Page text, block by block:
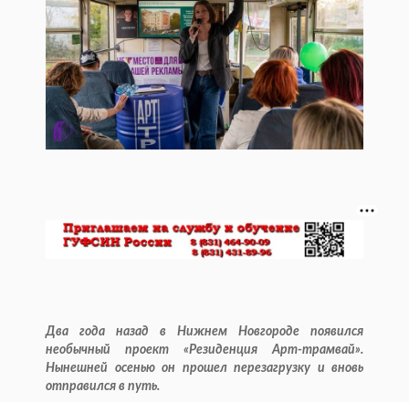
Два года назад в Нижнем Новгороде появился
необычный проект «Резиденция Арт-трамвай».
Нынешней осенью он прошел перезагрузку и вновь
отправился в путь.